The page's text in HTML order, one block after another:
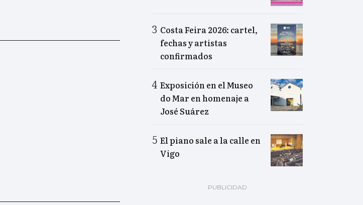
Costa Feira 2026: cartel,
fechas y artistas
confirmados
Exposición en el Museo
do Mar en homenaje a
José Suárez
El piano sale a la calle en
Vigo